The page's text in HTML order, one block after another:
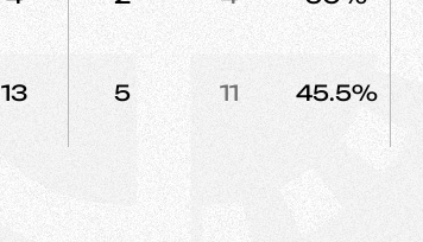
13 5 11 45.5%